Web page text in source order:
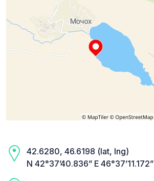
42.6280, 46.6198 (lat, lng)
N 42°37’40.836” E 46°37’11.172”